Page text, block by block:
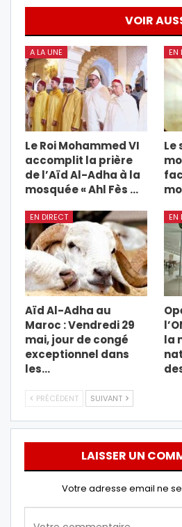
VOIR
A LA UNE
Le Roi Mohammed VI
accomplit la prière
de l’Aïd Al-Adha à la
mosquée « Ahl Fès …
EN
Le
EN DIRECT
Aïd Al-Adha au
Maroc : Vendredi 29
mai, jour de congé
exceptionnel dans
les…
EN
la
PRÉCÉDENT SUIVANT
LAISSER UN
Votre adresse email ne